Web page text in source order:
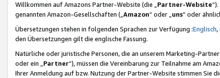
Willkommen auf Amazons Partner-Website (die „Partner-Website
genannten Amazon-Gesellschaften („Amazon“ oder „uns“ oder
Übersetzungen stehen in folgenden Sprachen zur Verfügung :Englisch,
den Übersetzungen gilt die englische Fassung.
Natürliche oder juristische Personen, die an unserem Marketing-
oder ein „Partner“), müssen die Vereinbarung zur Teilnahme am
Ihrer Anmeldung auf bzw. Nutzung der Partner-Website stimmen Sie